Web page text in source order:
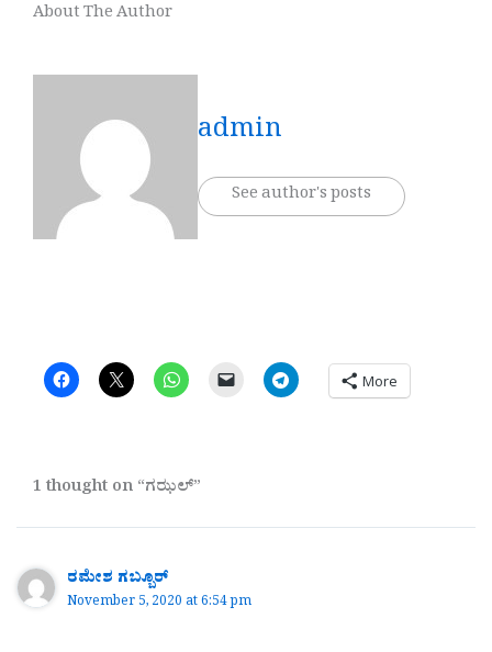
About The Author
admin
See author's posts
More
1 thought on “ಗಝಲ್”
ರಮೇಶ ಗಬ್ಬೂರ್
November 5, 2020 at 6:54 pm